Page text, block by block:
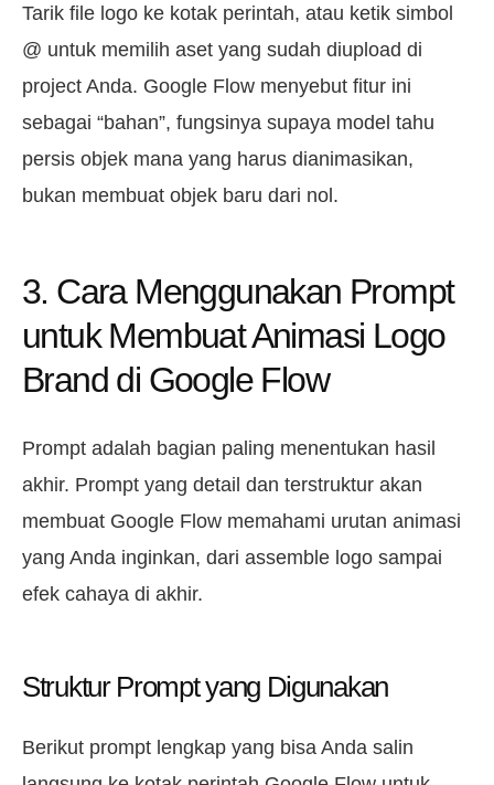
Tarik file logo ke kotak perintah, atau ketik simbol
@ untuk memilih aset yang sudah diupload di
project Anda. Google Flow menyebut fitur ini
sebagai “bahan”, fungsinya supaya model tahu
persis objek mana yang harus dianimasikan,
bukan membuat objek baru dari nol.
3. Cara Menggunakan Prompt
untuk Membuat Animasi Logo
Brand di Google Flow
Prompt adalah bagian paling menentukan hasil
akhir. Prompt yang detail dan terstruktur akan
membuat Google Flow memahami urutan animasi
yang Anda inginkan, dari assemble logo sampai
efek cahaya di akhir.
Struktur Prompt yang Digunakan
Berikut prompt lengkap yang bisa Anda salin